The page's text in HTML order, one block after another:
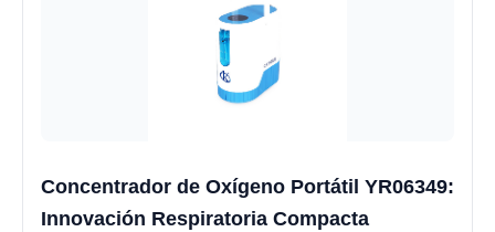
Concentrador de Oxígeno Portátil YR06349:
Innovación Respiratoria Compacta